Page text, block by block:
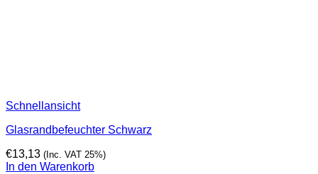
Schnellansicht
Glasrandbefeuchter Schwarz
€13,13 (Inc. VAT 25%)
In den Warenkorb